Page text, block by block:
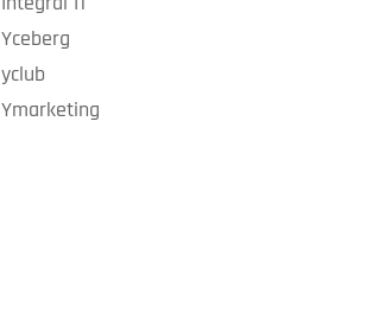
Yceberg
yclub
Ymarketing